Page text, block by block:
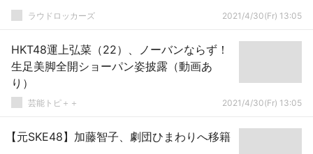
ラウドロッカーズ 2021/4/30(Fr) 13:05
HKT48運上弘菜（22）、ノーバンならず！
生足美脚全開ショーパン姿披露（動画あ
り）
芸能トピ＋＋ 2021/4/30(Fr) 13:05
【元SKE48】加藤智子、劇団ひまわりへ移籍